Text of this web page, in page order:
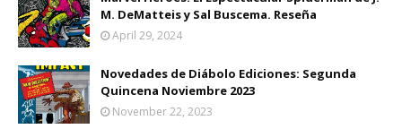
M. DeMatteis y Sal Buscema. Reseña
April 29, 2024
Novedades de Diábolo Ediciones: Segunda
Quincena Noviembre 2023
November 22, 2023